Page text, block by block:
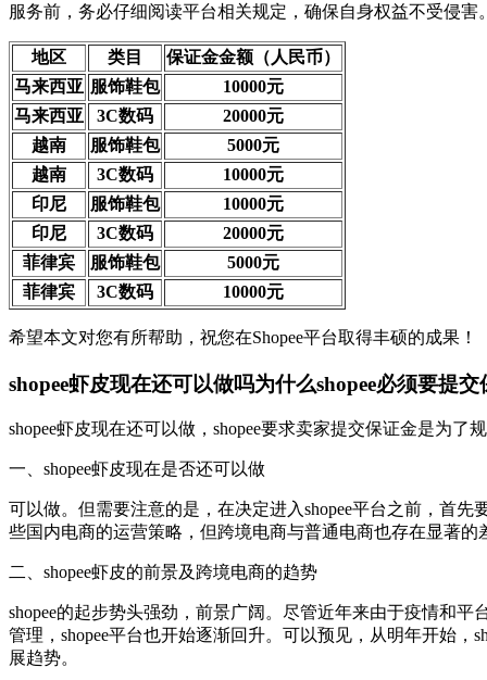
服务前，务必仔细阅读平台相关规定，确保自身权益不受侵害。
地区 类目
保证金金额（人民币）
马来西亚 服饰鞋包
10000元
马来西亚
3C数码
20000元
越南
服饰鞋包
5000元
越南
3C数码
10000元
印尼
服饰鞋包
10000元
印尼
3C数码
20000元
菲律宾
服饰鞋包
5000元
菲律宾
3C数码 10000元
希望本文对您有所帮助，祝您在Shopee平台取得丰硕的成果！
shopee虾皮现在还可以做吗为什么shopee必须要提交
shopee虾皮现在还可以做，shopee要求卖家提交保证金是为了
一、shopee虾皮现在是否还可以做
可以做。但需要注意的是，在决定进入shopee平台之前，首
些国内电商的运营策略，但跨境电商与普通电商也存在显著
二、shopee虾皮的前景及跨境电商的趋势
shopee的起步势头强劲，前景广阔。尽管近年来由于疫情和
管理，shopee平台也开始逐渐回升。可以预见，从明年开始
展趋势。